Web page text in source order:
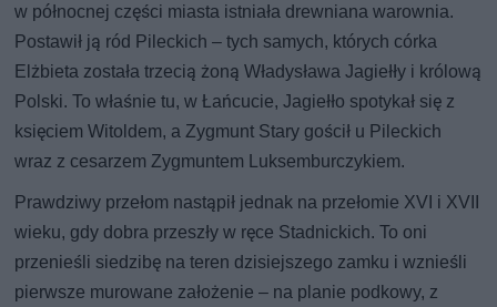
w północnej części miasta istniała drewniana warownia.
Postawił ją ród Pileckich – tych samych, których córka
Elżbieta została trzecią żoną Władysława Jagiełły i królową
Polski. To właśnie tu, w Łańcucie, Jagiełło spotykał się z
księciem Witoldem, a Zygmunt Stary gościł u Pileckich
wraz z cesarzem Zygmuntem Luksemburczykiem.
Prawdziwy przełom nastąpił jednak na przełomie XVI i XVII
wieku, gdy dobra przeszły w ręce Stadnickich. To oni
przenieśli siedzibę na teren dzisiejszego zamku i wznieśli
pierwsze murowane założenie – na planie podkowy, z